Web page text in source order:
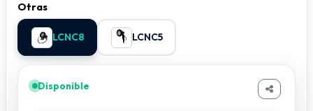
Otras
LCNC8 LCNC5
Disponible